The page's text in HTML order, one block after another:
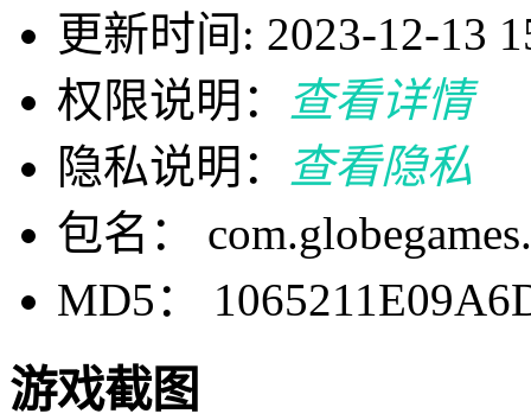
更新时间: 2023-12-13
权限说明：
查看详情
隐私说明：
查看隐私
包名：
MD5：
游戏截图